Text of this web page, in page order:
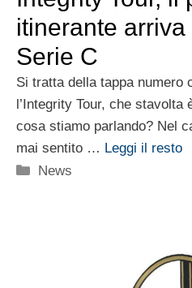
itinerante
Serie C
Si tratta della tappa numero
l’Integrity Tour, che
cosa stiamo parlando? Nel
mai sentito … Leggi il resto
Categorie
News